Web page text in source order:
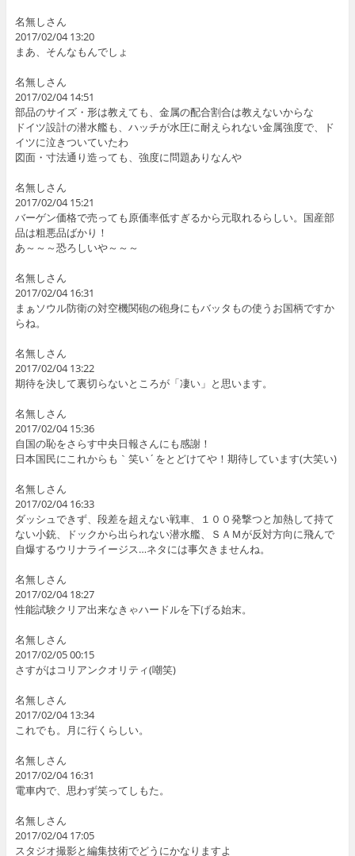
名無しさん
2017/02/04 13:20
まあ、そんなもんでしょ
名無しさん
2017/02/04 14:51
部品のサイズ・形は教えても、金属の配合割合は教えないからな
ドイツ設計の潜水艦も、ハッチが水圧に耐えられない金属強度で、ド
イツに泣きついていたわ
図面・寸法通り造っても、強度に問題ありなんや
名無しさん
2017/02/04 15:21
バーゲン価格で売っても原価率低すぎるから元取れるらしい。国産部
品は粗悪品ばかり！
あ～～～恐ろしいや～～～
名無しさん
2017/02/04 16:31
まぁソウル防衛の対空機関砲の砲身にもバッタもの使うお国柄ですか
らね。
名無しさん
2017/02/04 13:22
期待を決して裏切らないところが「凄い」と思います。
名無しさん
2017/02/04 15:36
自国の恥をさらす中央日報さんにも感謝！
日本国民にこれからも｀笑い´をとどけてや！期待しています(大笑い)
名無しさん
2017/02/04 16:33
ダッシュできず、段差を超えない戦車、１００発撃つと加熱して持て
ない小銃、ドックから出られない潜水艦、ＳＡＭが反対方向に飛んで
自爆するウリナライージス…ネタには事欠きませんね。
名無しさん
2017/02/04 18:27
性能試験クリア出来なきゃハードルを下げる始末。
名無しさん
2017/02/05 00:15
さすがはコリアンクオリティ(嘲笑)
名無しさん
2017/02/04 13:34
これでも。月に行くらしい。
名無しさん
2017/02/04 16:31
電車内で、思わず笑ってしもた。
名無しさん
2017/02/04 17:05
スタジオ撮影と編集技術でどうにかなりますよ